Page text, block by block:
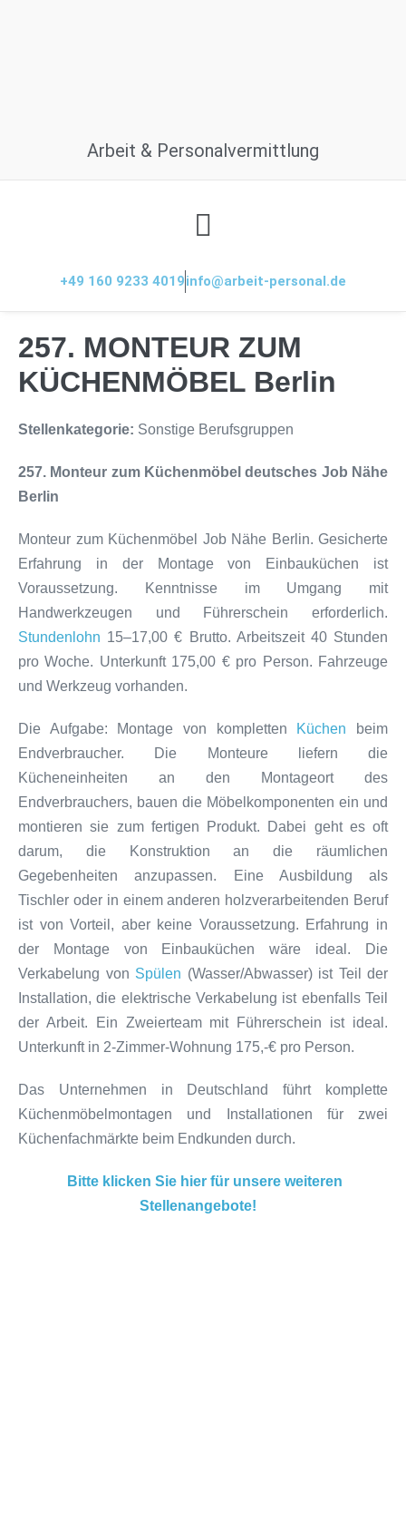
Arbeit & Personalvermittlung
+49 160 9233 4019info@arbeit-personal.de
257. MONTEUR ZUM
KÜCHENMÖBEL Berlin
Stellenkategorie: Sonstige Berufsgruppen
257. Monteur zum Küchenmöbel deutsches Job Nähe
Berlin
Monteur zum Küchenmöbel Job Nähe Berlin. Gesicherte
Erfahrung in der Montage von Einbauküchen ist
Voraussetzung. Kenntnisse im Umgang mit
Handwerkzeugen und Führerschein erforderlich.
Stundenlohn 15–17,00 € Brutto. Arbeitszeit 40 Stunden
pro Woche. Unterkunft 175,00 € pro Person. Fahrzeuge
und Werkzeug vorhanden.
Die Aufgabe: Montage von kompletten Küchen beim
Endverbraucher. Die Monteure liefern die
Kücheneinheiten an den Montageort des
Endverbrauchers, bauen die Möbelkomponenten ein und
montieren sie zum fertigen Produkt. Dabei geht es oft
darum, die Konstruktion an die räumlichen
Gegebenheiten anzupassen. Eine Ausbildung als
Tischler oder in einem anderen holzverarbeitenden Beruf
ist von Vorteil, aber keine Voraussetzung. Erfahrung in
der Montage von Einbauküchen wäre ideal. Die
Verkabelung von Spülen (Wasser/Abwasser) ist Teil der
Installation, die elektrische Verkabelung ist ebenfalls Teil
der Arbeit. Ein Zweierteam mit Führerschein ist ideal.
Unterkunft in 2-Zimmer-Wohnung 175,-€ pro Person.
Das Unternehmen in Deutschland führt komplette
Küchenmöbelmontagen und Installationen für zwei
Küchenfachmärkte beim Endkunden durch.
Bitte klicken Sie hier für unsere weiteren
Stellenangebote!